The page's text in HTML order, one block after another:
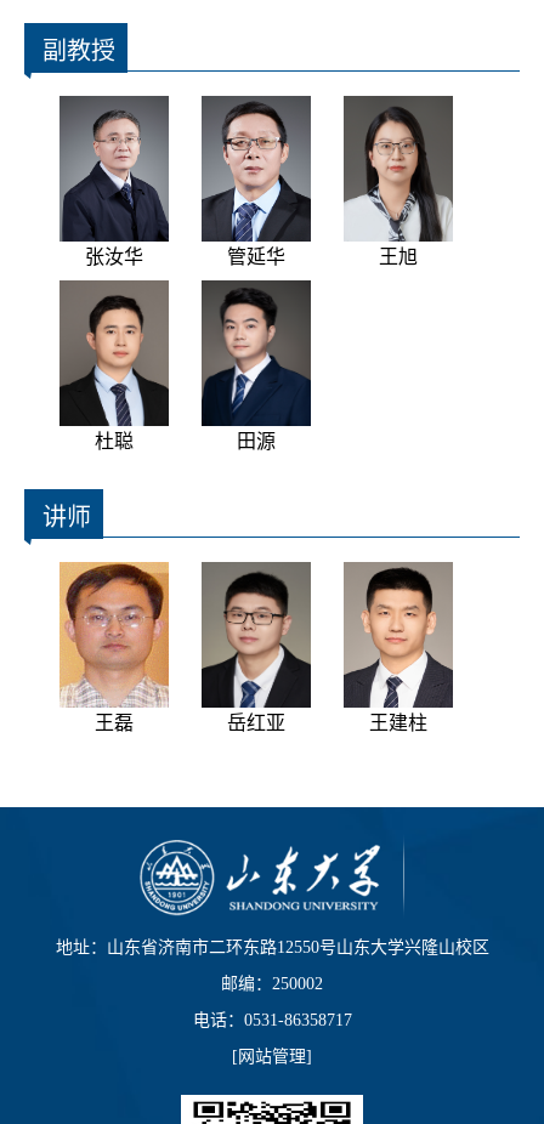
副教授
张汝华 管延华 王旭
杜聪 田源
讲师
王磊 岳红亚 王建柱
地址：山东省济南市二环东路12550号山东大学兴隆山校区
邮编：250002
电话：0531-86358717
[ 网站管理]